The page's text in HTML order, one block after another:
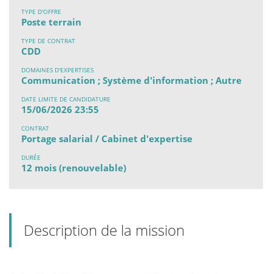
TYPE D'OFFRE
Poste terrain
TYPE DE CONTRAT
CDD
DOMAINES D'EXPERTISES
Communication ; Système d'information ; Autre
DATE LIMITE DE CANDIDATURE
15/06/2026 23:55
CONTRAT
Portage salarial / Cabinet d'expertise
DURÉE
12 mois (renouvelable)
Description de la mission